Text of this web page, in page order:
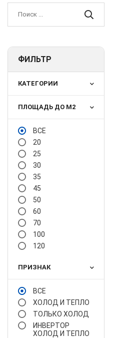
ФИЛЬТР
КАТЕГОРИИ
ПЛОЩАДЬ ДО М2
ВСЕ
20
25
30
35
45
50
60
70
100
120
ПРИЗНАК
ВСЕ
ХОЛОД И ТЕПЛО
ТОЛЬКО ХОЛОД
ИНВЕРТОР
ХОЛОД И ТЕПЛО